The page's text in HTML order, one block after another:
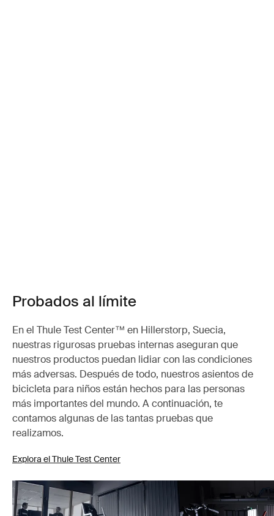
Probados al límite
En el Thule Test Center™ en Hillerstorp, Suecia,
nuestras rigurosas pruebas internas aseguran que
nuestros productos puedan lidiar con las condiciones
más adversas. Después de todo, nuestros asientos de
bicicleta para niños están hechos para las personas
más importantes del mundo. A continuación, te
contamos algunas de las tantas pruebas que
realizamos.
Explora el Thule Test Center